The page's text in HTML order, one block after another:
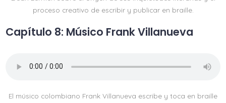
proceso creativo de escribir y publicar en braille.
Capítulo 8: Músico Frank Villanueva
El músico colombiano Frank Villanueva escribe y toca en braille